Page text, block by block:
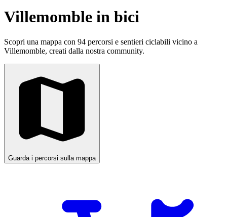
Villemomble in bici
Scopri una mappa con 94 percorsi e sentieri ciclabili vicino a
Villemomble, creati dalla nostra community.
Guarda i percorsi sulla mappa